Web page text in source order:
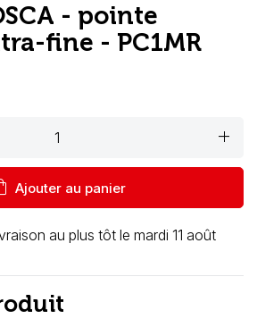
- pointe
fine - PC1MR
add
Ajouter au panier
au plus tôt le mardi 11 août